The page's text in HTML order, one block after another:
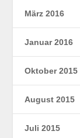
März 2016
Januar 2016
Oktober 2015
August 2015
Juli 2015